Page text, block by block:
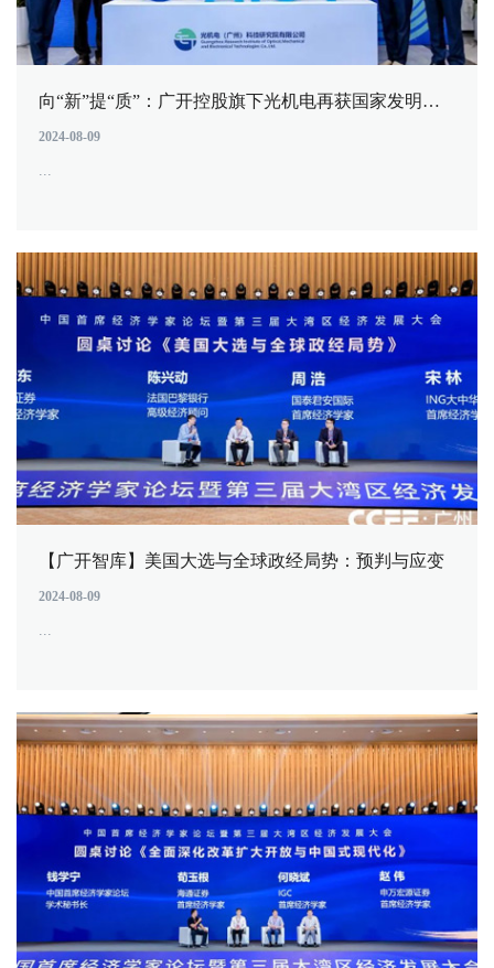
向“新”提“质”：广开控股旗下光机电再获国家发明专利授权
2024-08-09
...
【广开智库】美国大选与全球政经局势：预判与应变
2024-08-09